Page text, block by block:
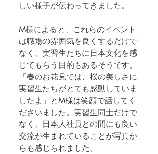
しい様子が伝わってきました。
M様によると、これらのイベント
は職場の雰囲気を良くするだけで
なく、実習生たちに日本文化を感
じてもらう目的もあるそうです。
「春のお花見では、桜の美しさに
実習生たちがとても感動していま
したよ」とM様は笑顔で話してく
ださいました。実習生同士だけで
なく、日本人社員との間にも良い
交流が生まれていることが写真か
らも感じられました。